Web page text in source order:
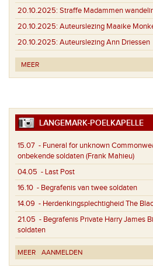
20.10.2025: Straffe Madammen
20.10.2025: Auteurslezing Maaike
20.10.2025: Auteurslezing Ann Driessen
MEER
LANGEMARK-POELKAPELLE
15.07 - Funeral for unknown
onbekende soldaten (Frank Mahieu)
04.05 - Last Post
16.10 - Begrafenis van twee soldaten
14.09 - Herdenkingsplechtigheid The
21.05 - Begrafenis Private Harry James
soldaten
MEER AANMELDEN